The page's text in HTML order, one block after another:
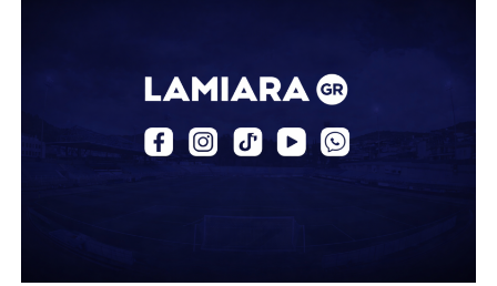
Το γκολ αυτό άλλαξε τη ροή του αγώνα, δίνοντας
ψυχολογία στη Λαμία που άρχισε να κρατά περισσότερο
την κατοχή. Τα Τρίκαλα προσπάθησαν να αντιδράσουν,
χωρίς όμως να δημιουργούν ουσιαστικές ευκαιρίες,
καθώς η άμυνα των παικτών του Βαγγέλη Στουρνάρα
μέρους, το ενδιαφέρον μεταφέρθηκε κυρίως στην εξέδρα,